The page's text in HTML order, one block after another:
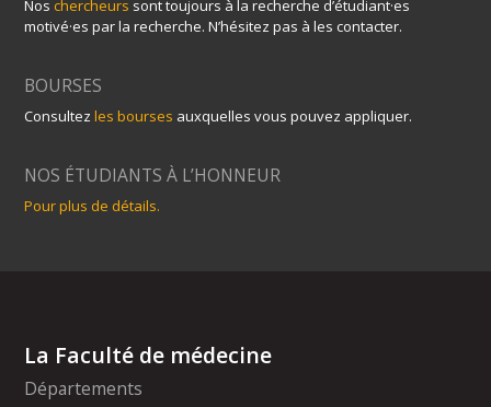
Noschercheurs sont toujours à la recherche d’étudiant·es
motivé·es par la recherche. N’hésitez pas à les contacter.
BOURSES
Consultezles bourses auxquelles vous pouvez appliquer.
NOS ÉTUDIANTS À L’HONNEUR
Pour plus de détails.
La Faculté de médecine
Départements